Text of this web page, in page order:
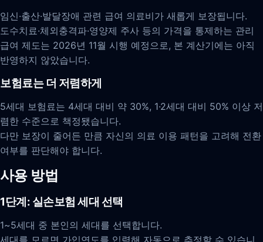
임신·출산·발달장애 관련 급여 의료비가 새롭게 보장됩니다.
도수치료·체외충격파·영양제 주사 등의 가격을 통제하는 관리
급여 제도는 2026년 11월 시행 예정으로, 본 계산기에는 아직
반영하지 않았습니다.
보험료는 더 저렴하게
5세대 보험료는 4세대 대비 약 30%, 1·2세대 대비 50% 이상 저
렴한 수준으로 책정됐습니다.
다만 보장이 줄어든 만큼 자신의 의료 이용 패턴을 고려해 전환
여부를 판단해야 합니다.
사용 방법
1단계: 실손보험 세대 선택
1~5세대 중 본인의 세대를 선택합니다.
세대를 모르면 가입연도를 입력해 자동으로 추정할 수 있습니